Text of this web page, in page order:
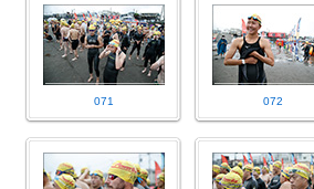
071 072